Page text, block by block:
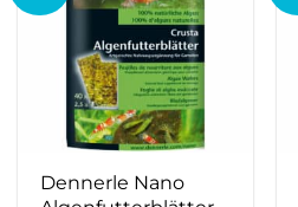
Dennerle Nano